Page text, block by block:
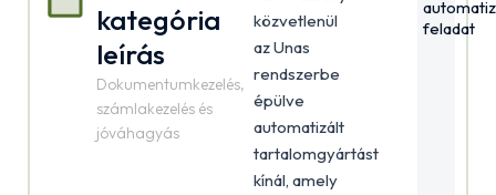
kategória
leírás
Dokumentumkezelés,
számlakezelés és
jóváhagyás
közvetlenül
az Unas
rendszerbe
épülve
automatizált
tartalomgyártást
kínál, amely
feladat